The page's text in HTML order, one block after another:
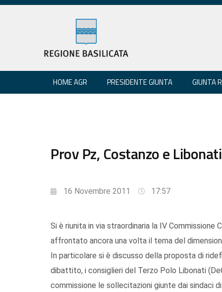
HOME AGR PRESIDENTE GIUNTA GIUNTA
Prov Pz, Costanzo e
16 Novembre 2011 17:57
Si è riunita in via straordinaria la IV
affrontato ancora una volta il tema del
In particolare si è discusso della proposta di
dibattito, i consiglieri del Terzo Polo Libonati
commissione le sollecitazioni giunte dai sindaci